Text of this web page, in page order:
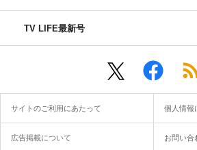
TV LIFE最新号
サイトのご利用にあたって 個人情報
広告掲載について お問い合